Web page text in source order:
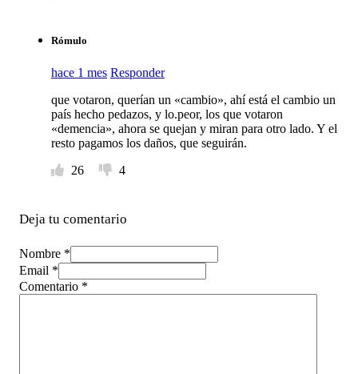
Rómulo
hace 1 mes Responder
que votaron, querían un «cambio», ahí está el cambio un
país hecho pedazos, y lo.peor, los que votaron
«demencia», ahora se quejan y miran para otro lado. Y el
resto pagamos los daños, que seguirán.
26
4
Deja tu comentario
Nombre *
Email *
Comentario *